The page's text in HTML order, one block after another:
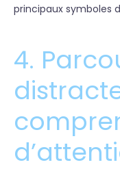
principaux symboles
4.